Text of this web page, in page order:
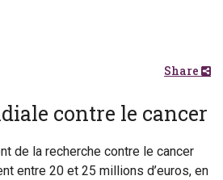
Share
contre le cancer
de la recherche contre le cancer
entre 20 et 25 millions d’euros, en